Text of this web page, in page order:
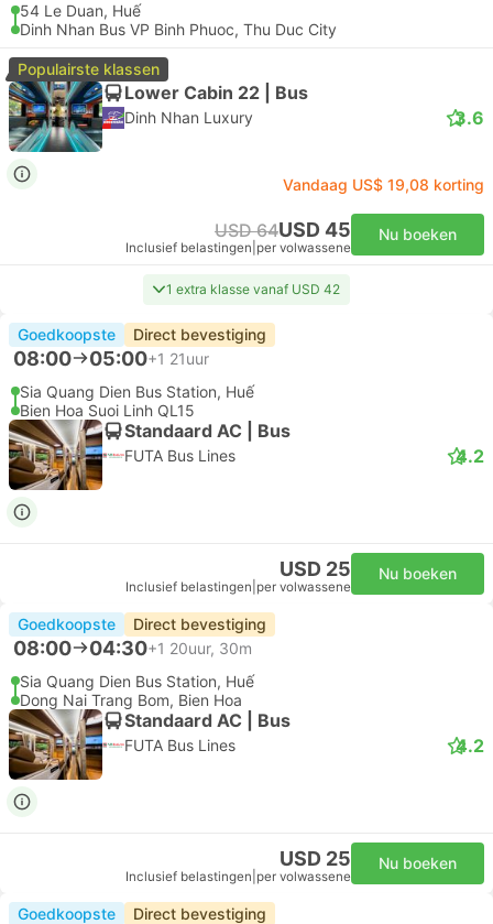
54 Le Duan, Huế
Dinh Nhan Bus VP Binh Phuoc, Thu Duc City
Populairste klassen
Lower Cabin 22 | Bus
Dinh Nhan Luxury 3.6
Vandaag US$ 19,08 korting
USD 64USD 45
Inclusief belastingen per volwassene
Nu boeken
1 extra klasse vanaf USD 42
Goedkoopste Direct bevestiging
08:00 05:00+1 21uur
Sia Quang Dien Bus Station, Huế
Bien Hoa Suoi Linh QL15
Standaard AC | Bus
FUTA Bus Lines 4.2
USD 25
Inclusief belastingen per volwassene
Nu boeken
Goedkoopste Direct bevestiging
08:00 04:30+1 20uur, 30m
Sia Quang Dien Bus Station, Huế
Dong Nai Trang Bom, Bien Hoa
Standaard AC | Bus
FUTA Bus Lines 4.2
USD 25
Inclusief belastingen per volwassene
Nu boeken
Goedkoopste Direct bevestiging